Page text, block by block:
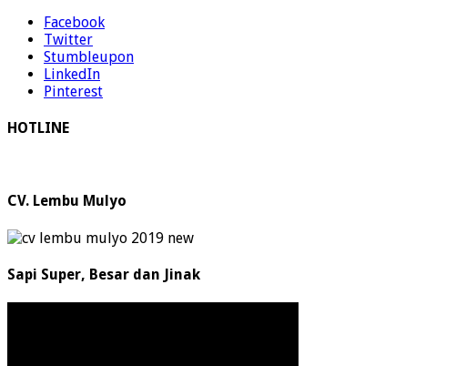
Facebook
Twitter
Stumbleupon
LinkedIn
Pinterest
HOTLINE
CV. Lembu Mulyo
Sapi Super, Besar dan Jinak